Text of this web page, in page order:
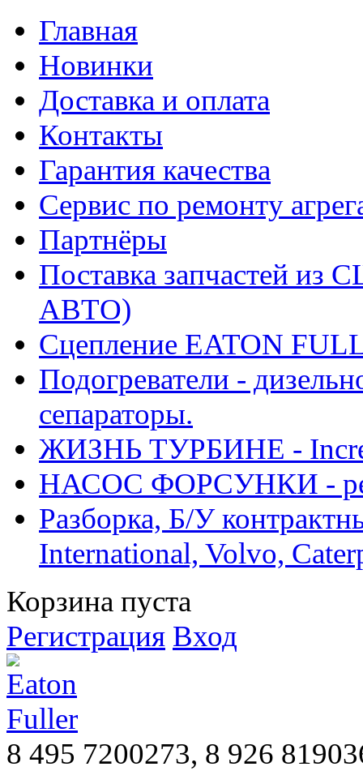
Главная
Новинки
Доставка и оплата
Контакты
Гарантия качества
Сервис по ремонту
Партнёры
Поставка запчастей
АВТО)
Сцепление EATON
Подогреватели -
сепараторы.
ЖИЗНЬ ТУРБИНЕ -
НАСОС ФОРСУНКИ -
Разборка, Б/У
International, Volvo,
Корзина пуста
Регистрация Вход
8 495 7200273, 8 926